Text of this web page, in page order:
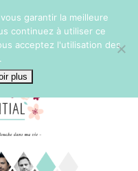
garantir la meilleure
continuez à utiliser ce
acceptez l'utilisation des
plus